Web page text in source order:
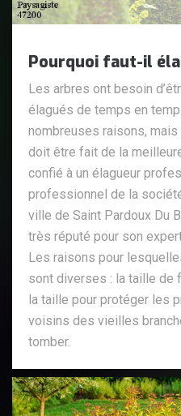
Pourquoi faut-il
Les arbres ont besoin
élagués de temps en
nombreuses raisons,
doit être fait de la
confié à un élagueur
professionnel de la
ville de Saint Pardoux Du
très réputé pour son
Les raisons pour
sont diverses : la taille de
la taille pour protéger les
voisins des vieilles
tomber.